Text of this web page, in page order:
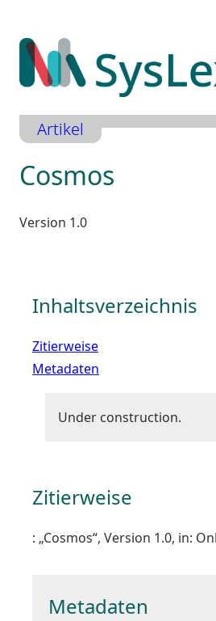
Inhalt
springen
Artikel
Cosmos
Version 1.0
Inhaltsverzeichnis
Zitierweise
Metadaten
Under construction.
Zitierweise
: „Cosmos“, Version 1.0, in:
Metadaten